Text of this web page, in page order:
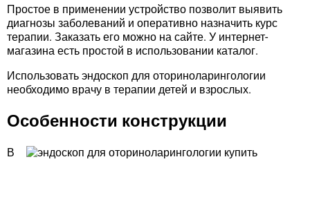
Простое в применении устройство позволит выявить
диагнозы заболеваний и оперативно назначить курс
терапии. Заказать его можно на сайте. У интернет-
магазина есть простой в использовании каталог.
Использовать эндоскоп для оториноларингологии
необходимо врачу в терапии детей и взрослых.
Особенности конструкции
В